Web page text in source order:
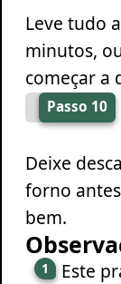
Leve tudo
minutos,
começar a
Passo 10
Deixe
forno
bem.
Este